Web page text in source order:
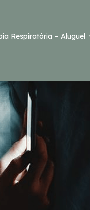
Respiratória – Aluguel